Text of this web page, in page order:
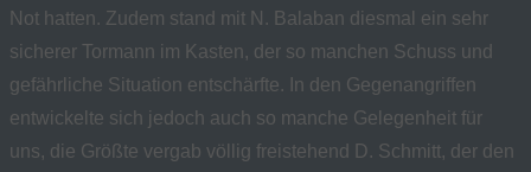
Not hatten. Zudem stand mit N. Balaban diesmal ein sehr
sicherer Tormann im Kasten, der so manchen Schuss und
gefährliche Situation entschärfte. In den Gegenangriffen
entwickelte sich jedoch auch so manche Gelegenheit für
uns, die Größte vergab völlig freistehend D. Schmitt, der den